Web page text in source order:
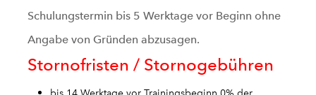
Schulungstermin bis 5 Werktage vor Beginn ohne
Angabe von Gründen abzusagen.
Stornofristen / Stornogebühren